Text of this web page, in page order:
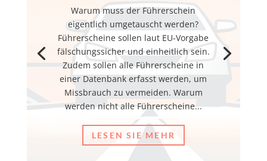
Warum muss der Führerschein
eigentlich umgetauscht werden?
Führerscheine sollen laut EU-Vorgabe
fälschungssicher und einheitlich sein.
Zudem sollen alle Führerscheine in
einer Datenbank erfasst werden, um
Missbrauch zu vermeiden. Warum
werden nicht alle Führerscheine...
LESEN SIE MEHR